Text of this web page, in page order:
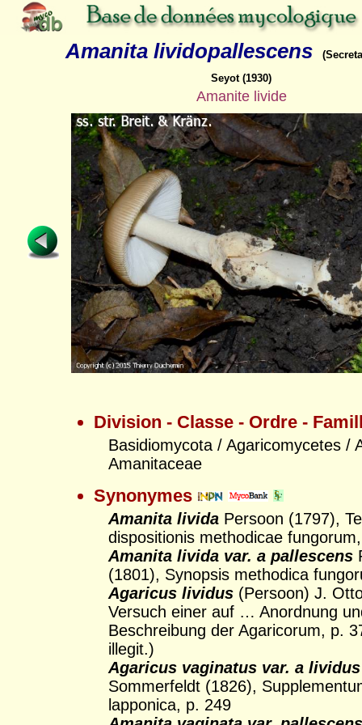
Amanita lividopallescens
Seyot (1930)
Amanite livide
Division - Classe - Ordre -
Basidiomycota / Agaricomycetes /
Amanitaceae
Synonymes
Amanita livida Persoon (1797),
dispositionis methodicae
Amanita livida var. a pallescens
(1801), Synopsis methodica
Agaricus lividus (Persoon) J.
Versuch einer auf … Anordnung
Beschreibung der Agaricorum, p.
illegit.)
Agaricus vaginatus var. a lividus
Sommerfeldt (1826),
lapponica, p. 249